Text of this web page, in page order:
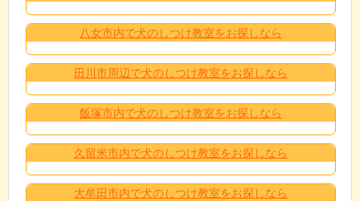
八女市内で犬のしつけ教室をお探しなら
田川市周辺で犬のしつけ教室をお探しなら
飯塚市内で犬のしつけ教室をお探しなら
久留米市内で犬のしつけ教室をお探しなら
大牟田市内で犬のしつけ教室をお探しなら